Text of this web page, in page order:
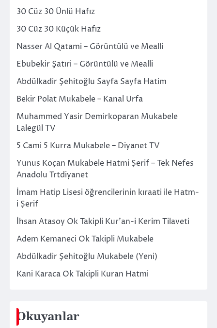
30 Cüz 30 Ünlü Hafız
30 Cüz 30 Küçük Hafız
Nasser Al Qatami – Görüntülü ve Mealli
Ebubekir Şatıri – Görüntülü ve Mealli
Abdülkadir Şehitoğlu Sayfa Sayfa Hatim
Bekir Polat Mukabele – Kanal Urfa
Muhammed Yasir Demirkoparan Mukabele
Lalegül TV
5 Cami 5 Kurra Mukabele – Diyanet TV
Yunus Koçan Mukabele Hatmi Şerif – Tek Nefes
Anadolu Trtdiyanet
İmam Hatip Lisesi öğrencilerinin kıraati ile Hatm-
i Şerif
İhsan Atasoy Ok Takipli Kur’an-i Kerim Tilaveti
Adem Kemaneci Ok Takipli Mukabele
Abdülkadir Şehitoğlu Mukabele (Yeni)
Kani Karaca Ok Takipli Kuran Hatmi
Okuyanlar